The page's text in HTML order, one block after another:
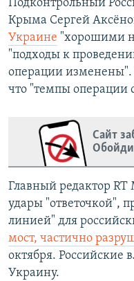
Подконтрольный
Крыма Сергей
Украине "хорошими
"подходы к
операции изменены".
что "темпы операции
Сайт
Главный редактор
удары "ответочкой",
линией" для
мост, частично
октября. Российские
Украину.